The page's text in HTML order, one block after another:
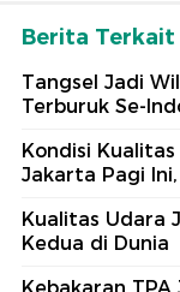
Berita Terkait
Tangsel Jadi
Terburuk Se-
Kondisi
Jakarta Pagi
Kualitas Udara
Kedua di Dunia